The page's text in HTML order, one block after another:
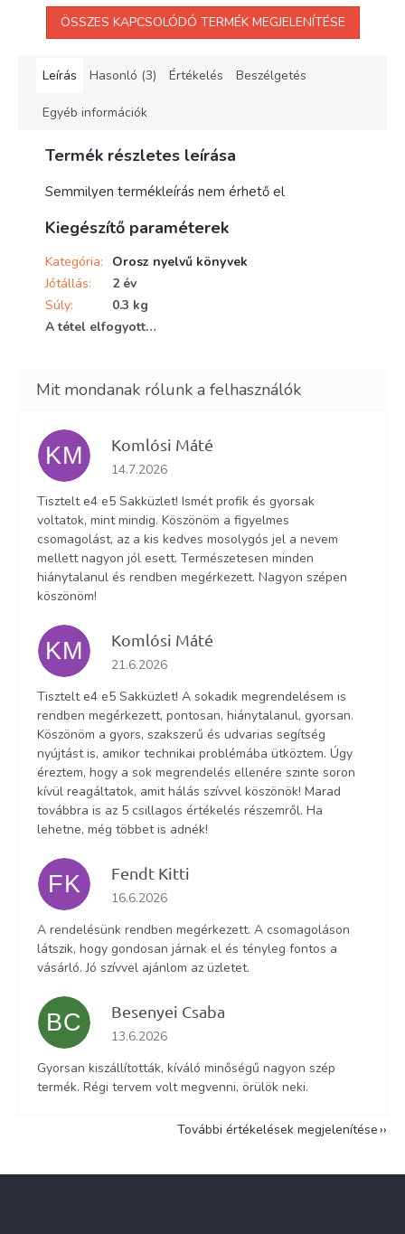
ÖSSZES KAPCSOLÓDÓ TERMÉK MEGJELENÍTÉSE
Leírás Hasonló (3) Értékelés Beszélgetés
Egyéb információk
Termék részletes leírása
Semmilyen termékleírás nem érhető el
Kiegészítő paraméterek
Kategória:
Orosz nyelvű könyvek
Jótállás:
2 év
Súly:
0.3 kg
A tétel elfogyott…
KM Komlósi Máté
Az áruház értékelése 5-ből 5 csillag.
14.7.2026
Tisztelt e4 e5 Sakküzlet! Ismét profik és gyorsak
voltatok, mint mindig. Köszönöm a figyelmes
csomagolást, az a kis kedves mosolygós jel a nevem
mellett nagyon jól esett. Természetesen minden
hiánytalanul és rendben megérkezett. Nagyon szépen
köszönöm!
KM Komlósi Máté
Az áruház értékelése 5-ből 5 csillag.
21.6.2026
Tisztelt e4 e5 Sakküzlet! A sokadik megrendelésem is
rendben megérkezett, pontosan, hiánytalanul, gyorsan.
Köszönöm a gyors, szakszerű és udvarias segítség
nyújtást is, amikor technikai problémába ütköztem. Úgy
éreztem, hogy a sok megrendelés ellenére szinte soron
kívül reagáltatok, amit hálás szívvel köszönök! Marad
továbbra is az 5 csillagos értékelés részemről. Ha
lehetne, még többet is adnék!
FK Fendt Kitti
Az áruház értékelése 5-ből 5 csillag.
16.6.2026
A rendelésünk rendben megérkezett. A csomagoláson
látszik, hogy gondosan járnak el és tényleg fontos a
vásárló. Jó szívvel ajánlom az üzletet.
BC Besenyei Csaba
Az áruház értékelése 5-ből 5 csillag.
13.6.2026
Gyorsan kiszállították, kíváló minőségű nagyon szép
termék. Régi tervem volt megvenni, örülök neki.
További értékelések megjelenítése